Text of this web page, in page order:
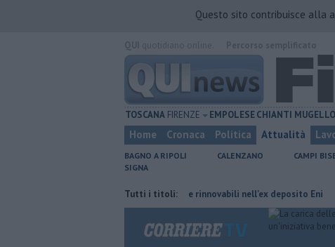
Questo sito contribuisce alla
TOSCANA FIRENZE EMPOLESECHIANTI MUGELLO
Home Cronaca Politica Attualità
BAGNO A RIPOLI CALENZANO CAMPI
SIGNA
Tutti i titoli:
Hub delle energie rinnovabili nell'ex deposito Eni